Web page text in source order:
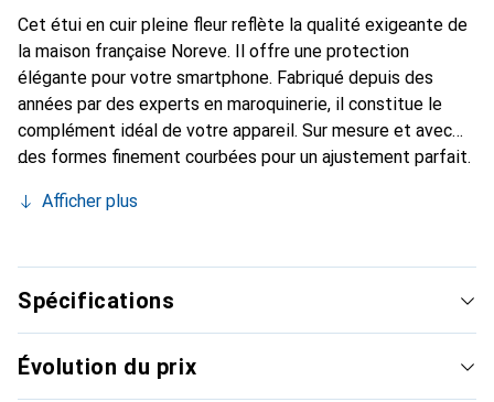
Cet étui en cuir pleine fleur reflète la qualité exigeante de
la maison française Noreve. Il offre une protection
élégante pour votre smartphone. Fabriqué depuis des
années par des experts en maroquinerie, il constitue le
complément idéal de votre appareil. Sur mesure et avec
des formes finement courbées pour un ajustement parfait.
smartphone. La marque Noreve est reconnue
reste toujours un excellent choix pour le client exigeant.
Afficher plus
Spécifications
Évolution du prix